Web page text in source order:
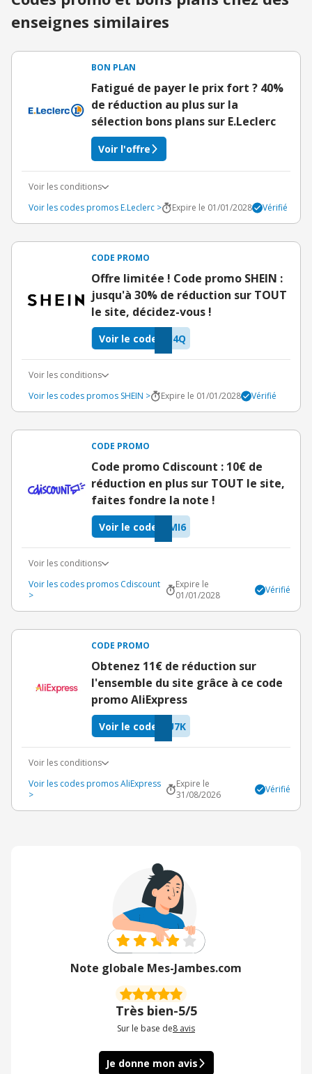
enseignes similaires
BON PLAN
Fatigué de payer le prix fort ? 40%
de réduction au plus sur la
sélection bons plans sur E.Leclerc
Voir l'offre
Voir les conditions
Voir les codes promos E.Leclerc >
Expire le 01/01/2028 Vérifié
CODE PROMO
Offre limitée ! Code promo SHEIN :
jusqu'à 30% de réduction sur TOUT
le site, décidez-vous !
I4Q
Voir le code
Voir les conditions
Voir les codes promos SHEIN >
Expire le 01/01/2028 Vérifié
CODE PROMO
Code promo Cdiscount : 10€ de
réduction en plus sur TOUT le site,
faites fondre la note !
MI6
Voir le code
Voir les conditions
Voir les codes promos Cdiscount
>
Expire le
01/01/2028
Vérifié
CODE PROMO
Obtenez 11€ de réduction sur
l'ensemble du site grâce à ce code
promo AliExpress
U7K
Voir le code
Voir les conditions
Voir les codes promos AliExpress
>
Expire le
31/08/2026
Vérifié
Note globale Mes-Jambes.com
Très bien-5/5
Sur le base de8 avis
Je donne mon avis